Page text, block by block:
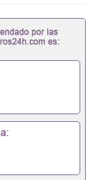
o se detiene
o el
porque
reales
que